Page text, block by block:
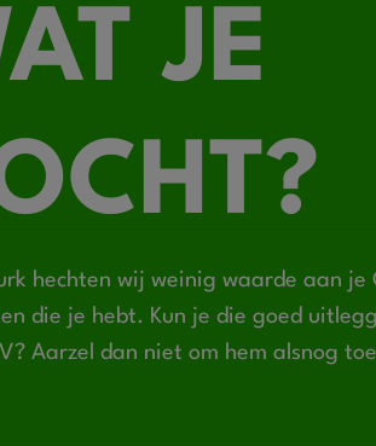
JE
hechten wij weinig waarde aan je
die je hebt. Kun je die goed
Aarzel dan niet om hem alsnog